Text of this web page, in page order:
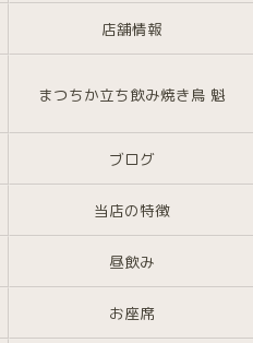
店舗情報
まつちか立ち飲み焼き鳥 魁
ブログ
当店の特徴
昼飲み
お座席